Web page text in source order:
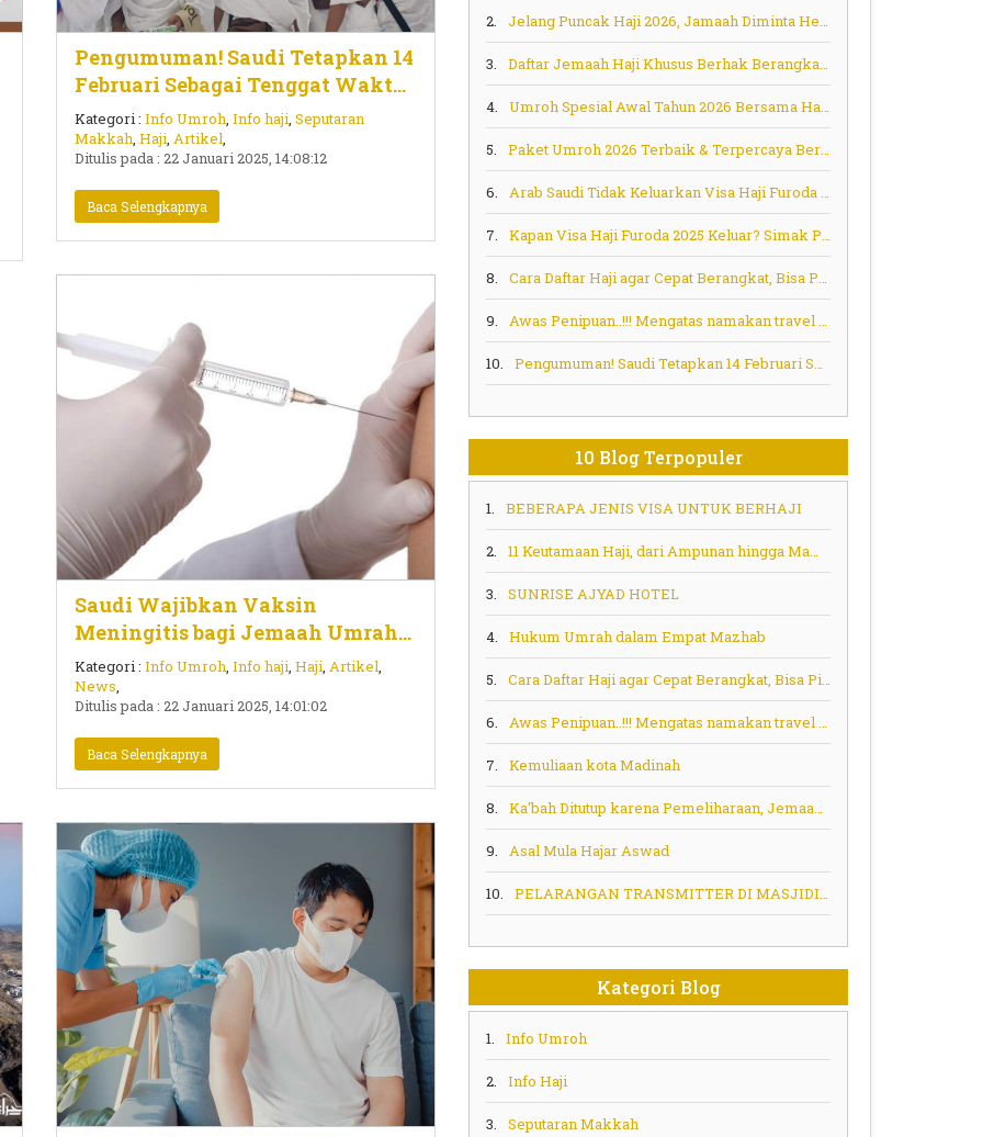
Pengumuman! Saudi Tetapkan 14
Februari Sebagai Tenggat Waktu
Penyelesaian Kontrak Layanan
Haji
Kategori : Info Umroh, Info haji, Seputaran
Makkah, Haji, Artikel,
Ditulis pada : 22 Januari 2025, 14:08:12
Baca Selengkapnya
Saudi Wajibkan Vaksin
Meningitis bagi Jemaah Umrah
per 1 Februari 2025
Kategori : Info Umroh Info haji Haji Artikel
News
Ditulis pada : 22 Januari 2025, 14:01:02
Baca Selengkapnya
2. Jelang Puncak Haji 2026, Jamaah Diminta Hemat Energi dan Tertib Ihram Sejak Embarkasi
3. Daftar Jemaah Haji Khusus Berhak Berangkat Tahap Berikutnya
4. Umroh Spesial Awal Tahun 2026 Bersama Habib Ali Zainal Abidin (Habib Bidin) – Berangkat 6 Januari 2026
5. Paket Umroh 2026 Terbaik & Terpercaya Bersama Tombo Ati Tour
6. Arab Saudi Tidak Keluarkan Visa Haji Furoda untuk Jamaah Asal Indonesia, Ini Penjelasan Menag Nasaruddin Umar
7. Kapan Visa Haji Furoda 2025 Keluar? Simak Prediksi dan Pesan Penting!
8. Cara Daftar Haji agar Cepat Berangkat, Bisa Pilih Program Ini
9. Awas Penipuan..!!! Mengatas namakan travel umroh haji
10. Pengumuman! Saudi Tetapkan 14 Februari Sebagai Tenggat Waktu Penyelesaian Kontrak Layanan Haji
10 Blog Terpopuler
1. BEBERAPA JENIS VISA UNTUK BERHAJI
2. 11 Keutamaan Haji, dari Ampunan hingga Mampu Memberi Syafaat
3. SUNRISE AJYAD HOTEL
4. Hukum Umrah dalam Empat Mazhab
5. Cara Daftar Haji agar Cepat Berangkat, Bisa Pilih Program Ini
6. Awas Penipuan..!!! Mengatas namakan travel umroh haji
7. Kemuliaan kota Madinah
8. Ka'bah Ditutup karena Pemeliharaan, Jemaah Tak Bisa Sentuh
9. Asal Mula Hajar Aswad
10. PELARANGAN TRANSMITTER DI MASJIDIL HARAM MEKKAH
Kategori Blog
1. Info Umroh
2. Info Haji
3. Seputaran Makkah